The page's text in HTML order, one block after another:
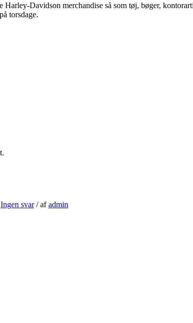
Harley-Davidson merchandise så som tøj, bøger,
torsdage.
Ingen svar /afadmin